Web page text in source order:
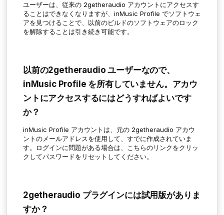
ユーザーは、従来の 2getheraudio アカウントにアクセスす
ることはできなくなりますが、inMusic Profile でソフトウェ
アを見つけることで、以前のビルドのソフトウェアのロック
を解除することは引き続き可能です。
以前の2getheraudio ユーザーなので、
inMusic Profile を所有していません。アカウ
ントにアクセスするにはどうすればよいです
か？
inMusic Profile アカウントは、元の 2getheraudio アカウ
ントのメールアドレスを使用して、すでに作成されていま
す。ログインに問題がある場合は、こちらのリンクをクリッ
クしてパスワードをリセットしてください。
2getheraudio プラグインには試用版がありま
すか？